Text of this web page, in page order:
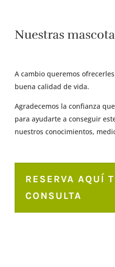
Nuestras
A cambio queremos
buena calidad de vida.
Agradecemos la confianza
para ayudarte a conseguir
nuestros conocimientos,
RESERVA AQUÍ
CONSULTA